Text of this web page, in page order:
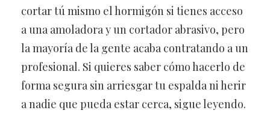
cortar tú mismo el hormigón si tienes acceso
a una amoladora y un cortador abrasivo, pero
la mayoría de la gente acaba contratando a un
profesional. Si quieres saber cómo hacerlo de
forma segura sin arriesgar tu espalda ni herir
a nadie que pueda estar cerca, sigue leyendo.